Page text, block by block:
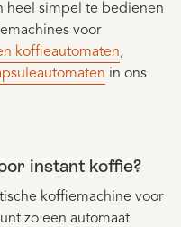
heel simpel te bedienen
voor
koffieautomaten,
in ons
instant koffie?
koffiemachine voor
zo een automaat